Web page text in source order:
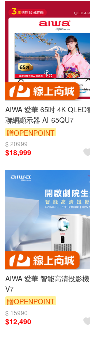
AIWA 愛華 65吋 4K QLED
聯網顯示器 AI-65QU7
贈OPENPOINT
訂單滿 2000 元折抵 100
（運費不算在 2000 元的
內）
$ 20999
$18,999
AIWA 愛華 智能高清投影
V7
贈OPENPOINT
訂單滿 2000 元折抵 100
（運費不算在 2000 元的
內）
$ 15990
$12,490